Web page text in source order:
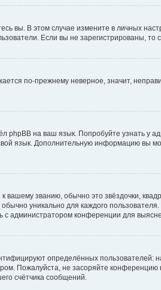
вы. В этом случае измените в личных
Если вы не зарегистрированы,
по-прежнему неверное, значит,
phpBB на ваш язык. Попробуйте узнать у
язык. Дополнительную информацию вы
званию, обычно это звёздочки,
уникально для каждого
с администратором конференции для
определённых пользователей:
Пожалуйста, не засоряйте
счётчика сообщений.